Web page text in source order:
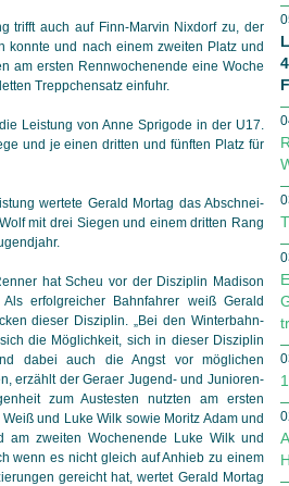
trifft auch auf Finn-Marvin Nixdorf zu, der
konnte und nach einem zweiten Platz und
am ersten Rennwochenende eine Woche
Treppchensatz einfuhr.
Leistung von Anne Sprigode in der U17.
und je einen dritten und fünften Platz für
wertete Gerald Mortag das Ab­schnei­
mit drei Siegen und einem dritten Rang
hat Scheu vor der Disziplin Madison
Als erfolgreicher Bahnfahrer weiß Gerald
dieser Disziplin. „Bei den Win­ter­bahn­
die Möglichkeit, sich in dieser Disziplin
dabei auch die Angst vor möglichen
erzählt der Geraer Jugend- und Junioren­
zum Austesten nutzten am ersten
und Luke Wilk sowie Moritz Adam und
am zweiten Wochenende Luke Wilk und
wenn es nicht gleich auf Anhieb zu einem
gereicht hat, wertet Gerald Mortag